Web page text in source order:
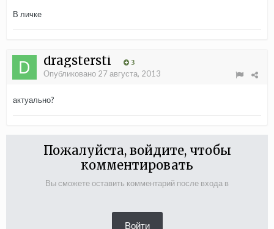
В личке
dragstersti 3
Опубликовано 27 августа, 2013
актуально?
Пожалуйста, войдите, чтобы
комментировать
Вы сможете оставить комментарий после входа в
Войти